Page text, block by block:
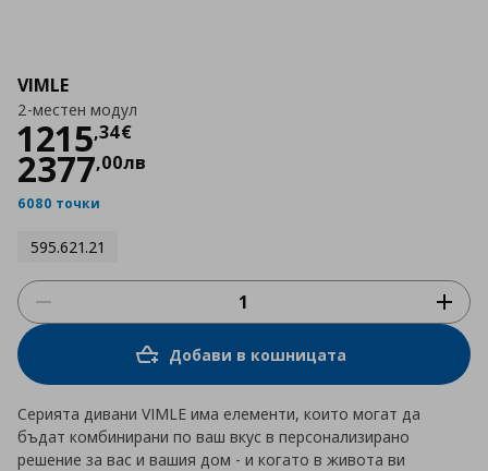
VIMLE
2-местен модул
1215,34€
Цена1215,34 €
2377,00лв
6080 точки
595.621.21
Добави в кошницата
Серията дивани VIMLE има елементи, които могат да
бъдат комбинирани по ваш вкус в персонализирано
решение за вас и вашия дом - и когато в живота ви